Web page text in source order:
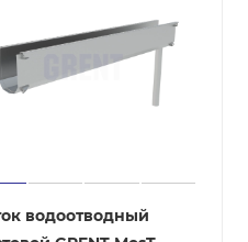
водоотводный